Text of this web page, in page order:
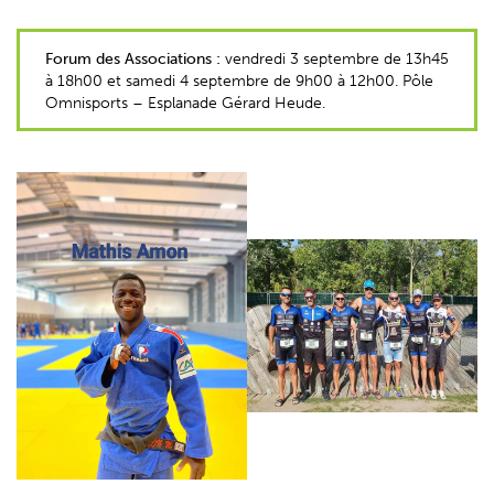
Forum des Associations : vendredi 3 septembre de 13h45
à 18h00 et samedi 4 septembre de 9h00 à 12h00. Pôle
Omnisports – Esplanade Gérard Heude.